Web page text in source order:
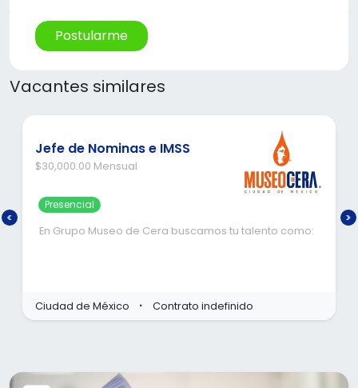
Postularme
Vacantes similares
Jefe de Nominas e IMSS
$30,000.00 Mensual
Presencial
En Grupo Museo de Cera buscamos tu talento como:
Escolaridad: Licenciatura en Contabilidad,
Conocimientos de LFT, LSS, LISR, Código Financiero del
Ciudad de México Contrato indefinido